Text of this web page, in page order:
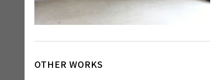
OTHER WORKS